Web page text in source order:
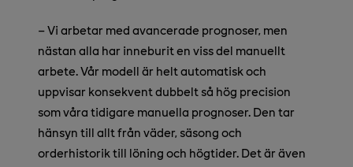
–Vi arbetar med avancerade prognoser, men
nästan alla har inneburit en viss del manuellt
arbete. Vår modell är helt automatisk och
uppvisar konsekvent dubbelt så hög precision
som våra tidigare manuella prognoser. Den tar
hänsyn till allt från väder, säsong och
orderhistorik till löning och högtider. Det är även